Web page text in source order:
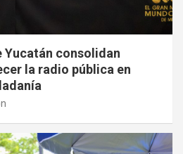
Yucatán consolidan
la radio pública en